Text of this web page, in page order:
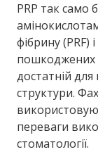
PRP так само
фібрину
пошкоджених
достатній для
структури.
переваги
стоматології.